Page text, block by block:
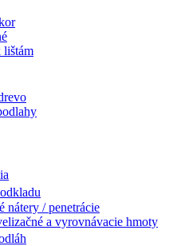
lištám
nátery / penetrácie
a vyrovnávacie hmoty